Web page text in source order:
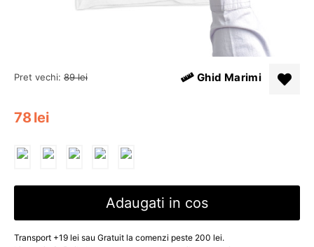
Pret vechi: 89 lei
78lei
Ghid Marimi
Adaugati in cos
Transport +19 lei sau Gratuit la comenzi peste 200 lei.